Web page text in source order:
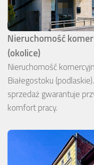
Nieruchomość
(okolice)
Nieruchomość
Białegostoku
sprzedaż gwarantuje
komfort pracy.